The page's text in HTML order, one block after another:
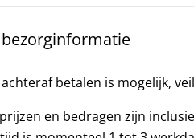
bezorginformatie
betalen is mogelijk,
en bedragen zijn